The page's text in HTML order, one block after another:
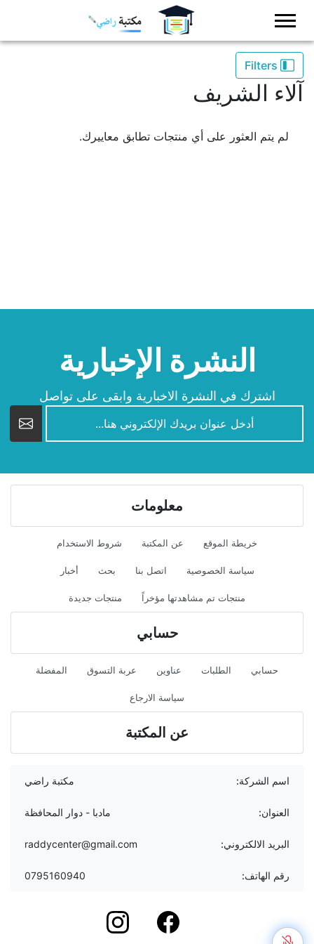
آلاء الشريف
لم يتم العثور على أي منتجات تطابق معاييرك.
النشرة الإخبارية
اشترك في النشرة الاخبارية وابقى على تواصل
newsletter
معلومات
خريطة الموقع عن المكتبة شروط الاستخدام
سياسة الخصوصية اتصل بنا بحث أخبار
منتجات تم مشاهدتها مؤخراً منتجات جديدة
حسابي
حسابي الطلبات عناوين عربة التسوق المفضلة
سياسة الارجاع
عن المكتبة
اسم الشركة: مكتبة راضي
العنوان: مادبا - دوار المحافظة
البريد الالكتروني: raddycenter@gmail.com
رقم الهاتف: 0795160940
Facebook
instagram